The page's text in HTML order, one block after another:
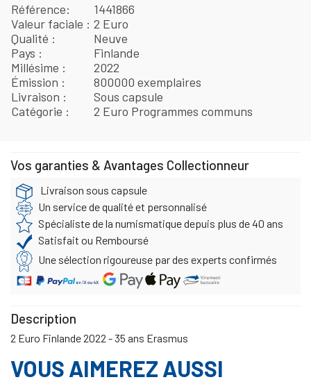
Référence
1441866
Valeur faciale
2 Euro
Qualité
Neuve
Pays
Finlande
Millésime
2022
Émission
800000 exemplaires
Livraison
Sous capsule
Catégorie
2 Euro Programmes communs
Vos garanties & Avantages Collectionneur
Livraison sous capsule
Un service de qualité et personnalisé
Spécialiste de la numismatique depuis plus de 40 ans
Satisfait ou Remboursé
Une sélection rigoureuse par des experts confirmés
Description
2 Euro Finlande 2022 - 35 ans Erasmus
VOUS AIMEREZ AUSSI